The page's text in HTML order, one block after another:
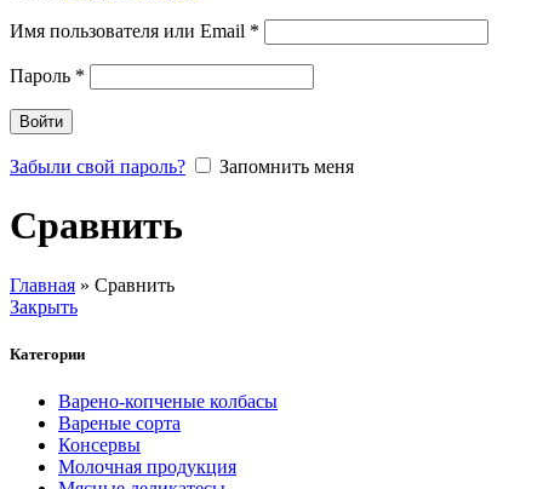
Имя пользователя или Email *
Пароль *
Войти
Забыли свой пароль? Запомнить меня
Сравнить
Главная » Сравнить
Закрыть
Категории
Варено-копченые колбасы
Вареные сорта
Консервы
Молочная продукция